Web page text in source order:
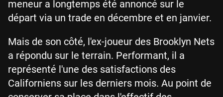
meneur a longtemps été annoncé sur le
départ via un trade en décembre et en janvier.
Mais de son côté, l'ex-joueur des Brooklyn Nets
a répondu sur le terrain. Performant, il a
représenté l'une des satisfactions des
Californiens sur les derniers mois. Au point de